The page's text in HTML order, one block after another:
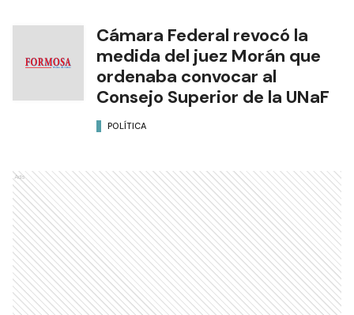
Cámara Federal revocó la
medida del juez Morán que
ordenaba convocar al
Consejo Superior de la UNaF
POLÍTICA
Ads